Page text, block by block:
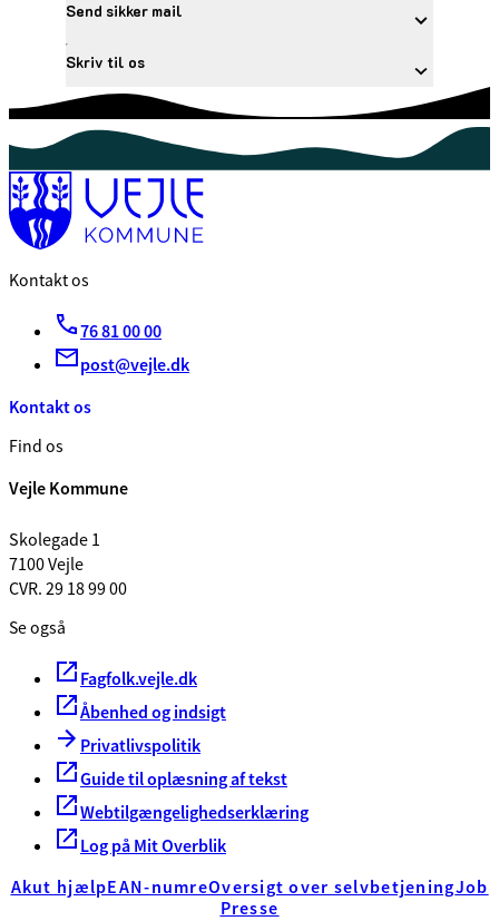
Send sikker mail
Skriv til os
Kontakt os
76 81 00 00
post@vejle.dk
Kontakt os
Find os
Vejle Kommune
Skolegade 1
7100 Vejle
CVR. 29 18 99 00
Se også
Fagfolk.vejle.dk
Åbenhed og indsigt
Privatlivspolitik
Guide til oplæsning af tekst
Webtilgængelighedserklæring
Log på Mit Overblik
Akut hjælpEAN-numreOversigt over selvbetjeningJob
Presse